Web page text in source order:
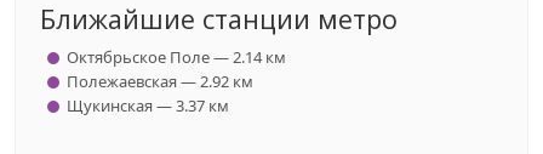
Ближайшие станции метро
Октябрьское Поле — 2.14 км
Полежаевская — 2.92 км
Щукинская — 3.37 км